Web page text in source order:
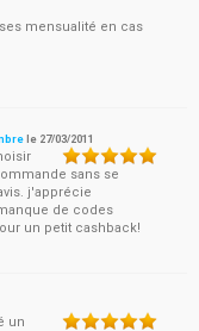
mensualité en cas
le 27/03/2011
sans se
j'apprécie
de codes
un petit cashback!
un